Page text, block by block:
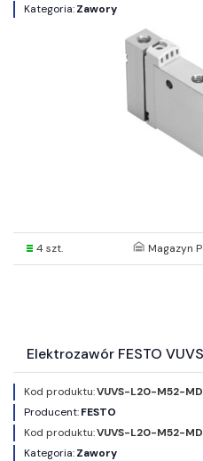
Kategoria:Zawory
4 szt. Magazyn
Elektrozawór FESTO
Kod produktu:VUVS-L20-M52-
Producent:FESTO
Kod produktu:VUVS-L20-M52-
Kategoria:Zawory